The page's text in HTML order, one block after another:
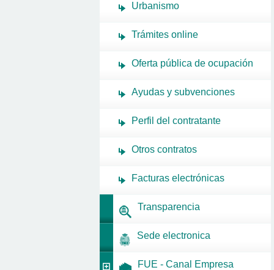
Urbanismo
Trámites online
Oferta pública de ocupación
Ayudas y subvenciones
Perfil del contratante
Otros contratos
Facturas electrónicas
Transparencia
Sede electronica
FUE - Canal Empresa